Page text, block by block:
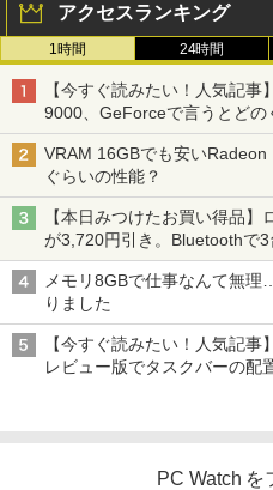
アクセスランキング
1時間 24時間
【今すぐ読みたい！人気記
9000、GeForceで言うとどの
VRAM 16GBでも安い
ぐらいの性能？
【本日みつけたお買い得品
が3,720円引き。Bluetoothで
メモリ8GBで仕事なんて無
りました
【今すぐ読みたい！人気記
レビュー版でタスクバーの配
PC Watch を